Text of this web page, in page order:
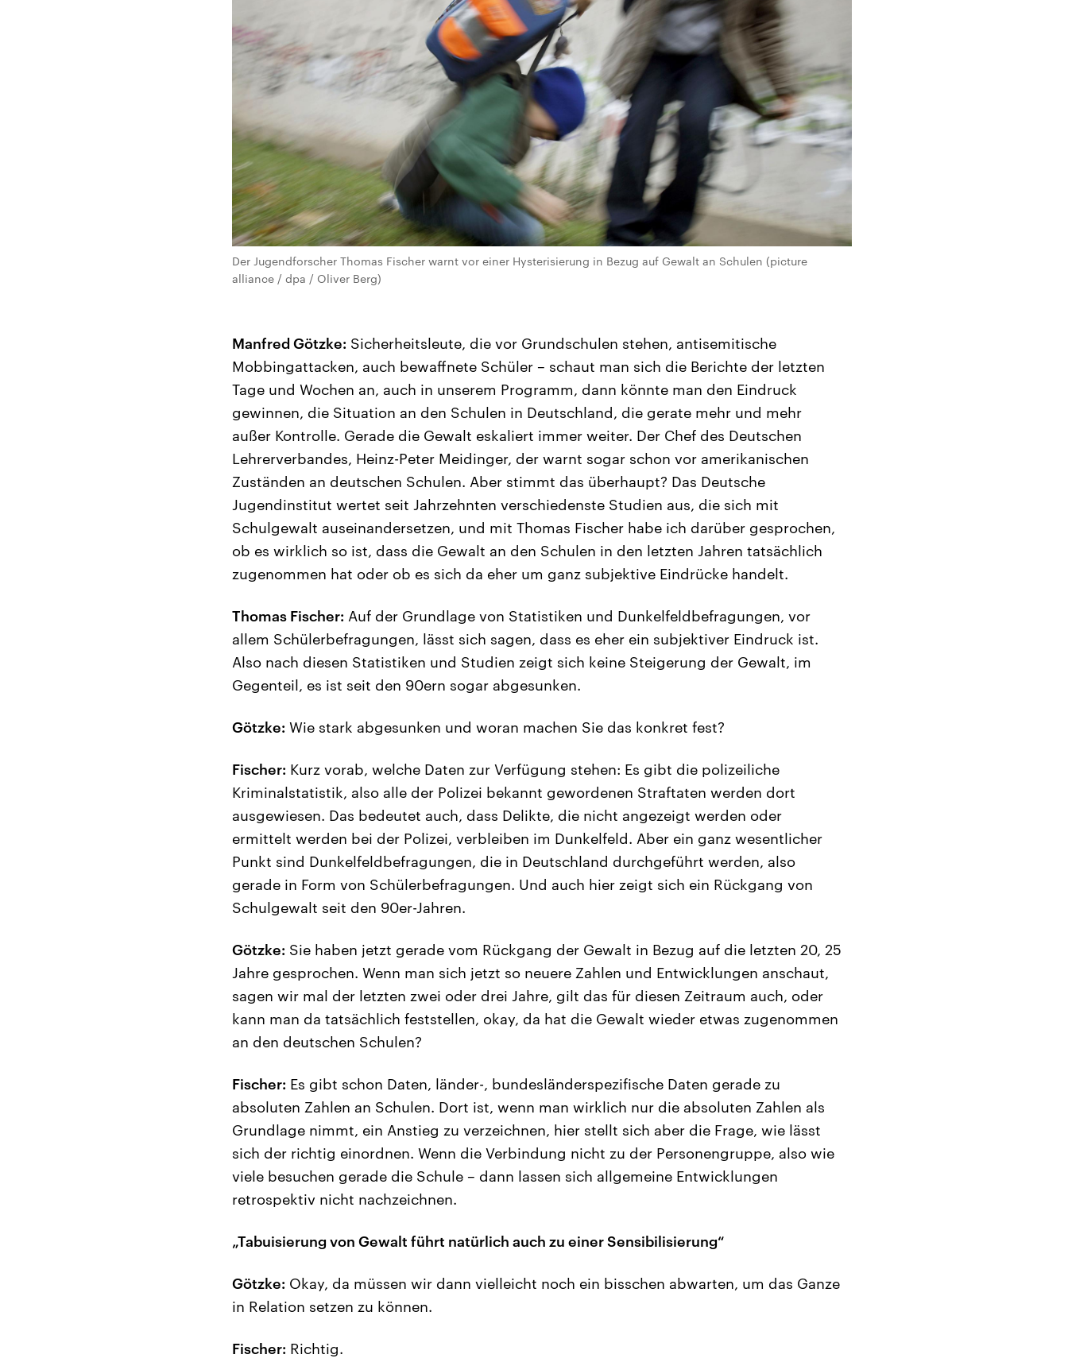
Der Jugendforscher Thomas Fischer warnt vor einer Hysterisierung in Bezug auf Gewalt an Schulen (picture
alliance / dpa / Oliver Berg)
Manfred Götzke: Sicherheitsleute, die vor Grundschulen stehen, antisemitische
Mobbingattacken, auch bewaffnete Schüler – schaut man sich die Berichte der letzten
Tage und Wochen an, auch in unserem Programm, dann könnte man den Eindruck
gewinnen, die Situation an den Schulen in Deutschland, die gerate mehr und mehr
außer Kontrolle. Gerade die Gewalt eskaliert immer weiter. Der Chef des Deutschen
Lehrerverbandes, Heinz-Peter Meidinger, der warnt sogar schon vor amerikanischen
Zuständen an deutschen Schulen. Aber stimmt das überhaupt? Das Deutsche
Jugendinstitut wertet seit Jahrzehnten verschiedenste Studien aus, die sich mit
Schulgewalt auseinandersetzen, und mit Thomas Fischer habe ich darüber gesprochen,
ob es wirklich so ist, dass die Gewalt an den Schulen in den letzten Jahren tatsächlich
zugenommen hat oder ob es sich da eher um ganz subjektive Eindrücke handelt.
Thomas Fischer: Auf der Grundlage von Statistiken und Dunkelfeldbefragungen, vor
allem Schülerbefragungen, lässt sich sagen, dass es eher ein subjektiver Eindruck ist.
Also nach diesen Statistiken und Studien zeigt sich keine Steigerung der Gewalt, im
Gegenteil, es ist seit den 90ern sogar abgesunken.
Götzke: Wie stark abgesunken und woran machen Sie das konkret fest?
Fischer: Kurz vorab, welche Daten zur Verfügung stehen: Es gibt die polizeiliche
Kriminalstatistik, also alle der Polizei bekannt gewordenen Straftaten werden dort
ausgewiesen. Das bedeutet auch, dass Delikte, die nicht angezeigt werden oder
ermittelt werden bei der Polizei, verbleiben im Dunkelfeld. Aber ein ganz wesentlicher
Punkt sind Dunkelfeldbefragungen, die in Deutschland durchgeführt werden, also
gerade in Form von Schülerbefragungen. Und auch hier zeigt sich ein Rückgang von
Schulgewalt seit den 90er-Jahren.
Götzke: Sie haben jetzt gerade vom Rückgang der Gewalt in Bezug auf die letzten 20, 25
Jahre gesprochen. Wenn man sich jetzt so neuere Zahlen und Entwicklungen anschaut,
sagen wir mal der letzten zwei oder drei Jahre, gilt das für diesen Zeitraum auch, oder
kann man da tatsächlich feststellen, okay, da hat die Gewalt wieder etwas zugenommen
an den deutschen Schulen?
Fischer: Es gibt schon Daten, länder-, bundesländerspezifische Daten gerade zu
absoluten Zahlen an Schulen. Dort ist, wenn man wirklich nur die absoluten Zahlen als
Grundlage nimmt, ein Anstieg zu verzeichnen, hier stellt sich aber die Frage, wie lässt
sich der richtig einordnen. Wenn die Verbindung nicht zu der Personengruppe, also wie
viele besuchen gerade die Schule – dann lassen sich allgemeine Entwicklungen
retrospektiv nicht nachzeichnen.
„Tabuisierung von Gewalt führt natürlich auch zu einer Sensibilisierung“
Götzke: Okay, da müssen wir dann vielleicht noch ein bisschen abwarten, um das Ganze
in Relation setzen zu können.
Fischer: Richtig.